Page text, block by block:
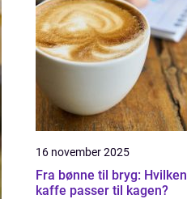
16 november 2025
Fra bønne til bryg: Hvilken
kaffe passer til kagen?